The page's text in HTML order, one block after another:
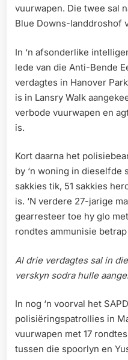
vuurwapen. Die twee sal
Blue Downs-landdroshof
In ‘n afsonderlike
lede van die Anti-Bende
verdagtes in Hanover
is in Lansry Walk
verbode vuurwapen en
is.
Kort daarna het
by ‘n woning in dieselfde
sakkies tik, 51 sakkies
is. ‘N verdere 27-jarige
gearresteer toe hy glo
rondtes ammunisie betrap
Al drie verdagtes sal in
verskyn sodra hulle
In nog ‘n voorval het
polisiëringspatrollies in
vuurwapen met 17
tussen die spoorlyn en